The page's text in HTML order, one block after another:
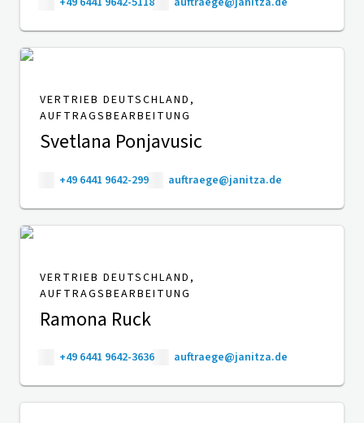
VERTRIEB DEUTSCHLAND,
AUFTRAGSBEARBEITUNG
Svetlana Ponjavusic
+49 6441 9642-299 auftraege@janitza.de
VERTRIEB DEUTSCHLAND,
AUFTRAGSBEARBEITUNG
Ramona Ruck
+49 6441 9642-3636 auftraege@janitza.de